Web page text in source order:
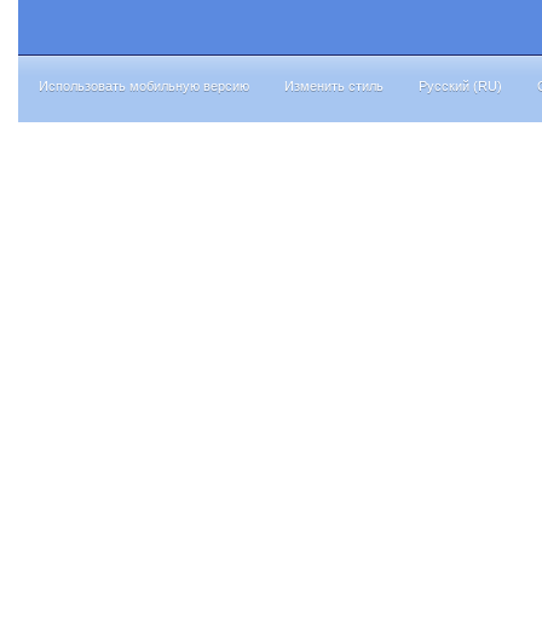
Использовать мобильную версию Изменить стиль Русский (RU)